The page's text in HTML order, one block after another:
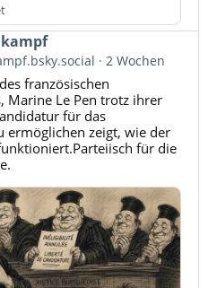
2 Wochen
französischen
Marine Le Pen trotz ihrer
für das
ermöglichen zeigt, wie der
für die